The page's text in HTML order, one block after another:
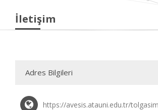
İletişim
Adres Bilgileri
https://avesis.atauni.edu.tr/